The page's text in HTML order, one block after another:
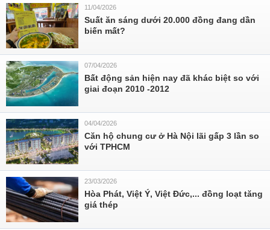
11/04/2026
Suất ăn sáng dưới 20.000 đồng đang dần
biến mất?
07/04/2026
Bất động sản hiện nay đã khác biệt so với
giai đoạn 2010 -2012
04/04/2026
Căn hộ chung cư ở Hà Nội lãi gấp 3 lần so
với TPHCM
23/03/2026
Hòa Phát, Việt Ý, Việt Đức,... đồng loạt tăng
giá thép